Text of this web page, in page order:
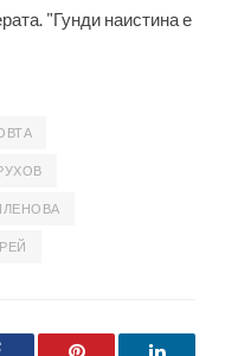
"Гунди наистина е
Facebook Pinterest